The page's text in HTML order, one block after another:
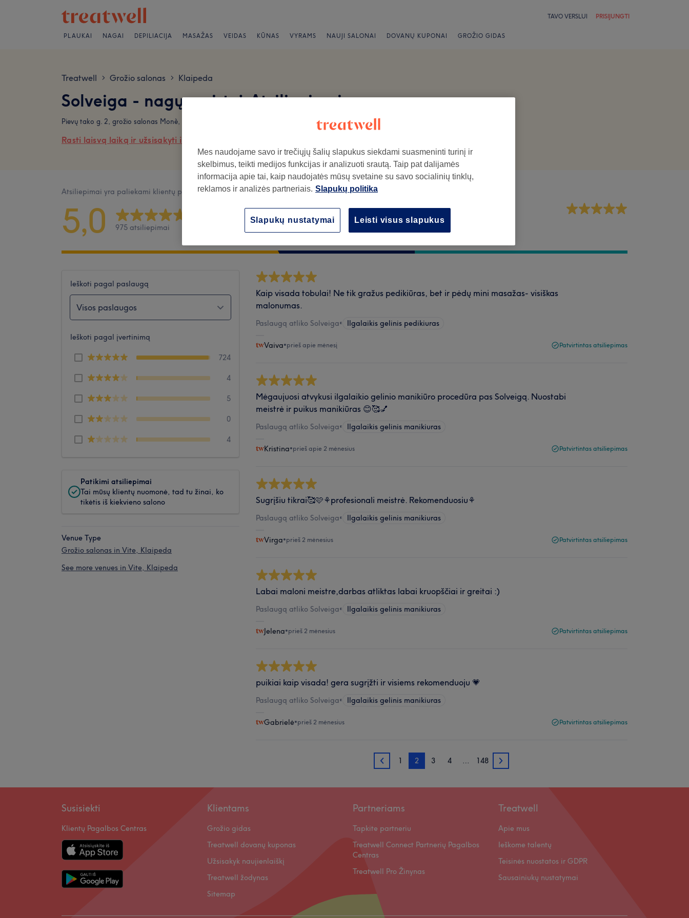
TAVO VERSLUI PRISIJUNGTI
PLAUKAI NAGAI DEPILIACIJA MASAŽAS VEIDAS KŪNAS VYRAMS NAUJI SALONAI DOVANŲ KUPONAI GROŽIO GIDAS
Treatwell > Grožio salonas > Klaipeda
Solveiga - nagų meistrė Atsiliepimai
Pievų tako g. 2, grožio salonas Monè, 95202
Rasti laisvą laiką ir užsisakyti internetu
Atsiliepimai yra paliekami klientų po jų apsilankymo salone.
5,0 975 atsiliepimai
Atmosfera
Švara
Personalas
Ieškoti pagal paslaugą
Visos paslaugos
Ieškoti pagal įvertinimą
724
4
5
0
4
Patikimi atsiliepimai
Tai mūsų klientų nuomonė, tad tu žinai, ko
tikėtis iš kiekvieno salono
Venue Type
Grožio salonas in Vite, Klaipeda
See more venues in Vite, Klaipeda
Kaip visada tobulai! Ne tik gražus pedikiūras, bet ir pėdų mini masažas- visiškas
malonumas.
Paslaugą atliko Solveiga• Ilgalaikis gelinis pedikiuras
Vaiva•prieš apie mėnesį Patvirtintas atsiliepimas
Mėgaujuosi atvykusi ilgalaikio gelinio manikiūro procedūra pas Solveigą. Nuostabi
meistrė ir puikus manikiūras 😊🥰💅
Paslaugą atliko Solveiga• Ilgalaikis gelinis manikiuras
Kristina•prieš apie 2 mėnesius Patvirtintas atsiliepimas
Sugrįšiu tikrai🥰🩷⚘️profesionali meistrė. Rekomenduosiu⚘️
Paslaugą atliko Solveiga• Ilgalaikis gelinis manikiuras
Virga•prieš 2 mėnesius Patvirtintas atsiliepimas
Labai maloni meistre,darbas atliktas labai kruopščiai ir greitai :)
Paslaugą atliko Solveiga• Ilgalaikis gelinis manikiuras
Jelena•prieš 2 mėnesius Patvirtintas atsiliepimas
puikiai kaip visada! gera sugrįžti ir visiems rekomenduoju 💗
Paslaugą atliko Solveiga• Ilgalaikis gelinis manikiuras
Gabrielė•prieš 2 mėnesius Patvirtintas atsiliepimas
1 1 2 3 4 … 148 3
Susisiekti
Klientų Pagalbos Centras
Klientams
Grožio gidas
Treatwell dovanų kuponas
Užsisakyk naujienlaiškį
Treatwell žodynas
Sitemap
Partneriams
Tapkite partneriu
Treatwell Connect Partnerių Pagalbos
Centras
Treatwell Pro Žinynas
Treatwell
Apie mus
Ieškome talentų
Teisinės nuostatos ir GDPR
Sausainiukų nustatymai
Mes naudojame savo ir trečiųjų šalių slapukus siekdami suasmeninti turinį ir
skelbimus, teikti medijos funkcijas ir analizuoti srautą. Taip pat dalijamės
informacija apie tai, kaip naudojatės mūsų svetaine su savo socialinių tinklų,
reklamos ir analizės partneriais. Slapukų politika
Leisti visus slapukus
Slapukų nustatymai